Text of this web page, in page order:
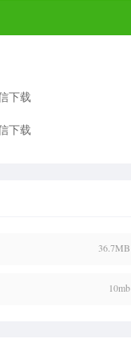
下载
下载
36.7MB
10mb